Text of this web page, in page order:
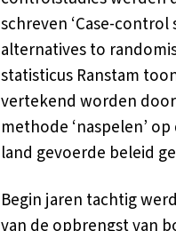
schreven ‘Case-
alternatives to
statisticus Ranstam
vertekend worden
methode ‘naspelen’
land gevoerde beleid
Begin jaren tachtig
van de opbrengst van